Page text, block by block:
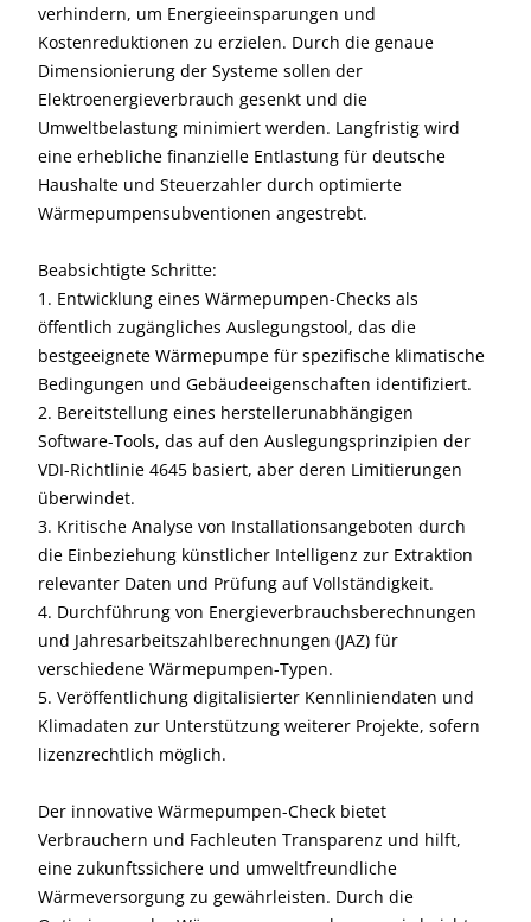
verhindern, um Energieeinsparungen und
Kostenreduktionen zu erzielen. Durch die genaue
Dimensionierung der Systeme sollen der
Elektroenergieverbrauch gesenkt und die
Umweltbelastung minimiert werden. Langfristig wird
eine erhebliche finanzielle Entlastung für deutsche
Haushalte und Steuerzahler durch optimierte
Wärmepumpensubventionen angestrebt.
Beabsichtigte Schritte:
1. Entwicklung eines Wärmepumpen-Checks als
öffentlich zugängliches Auslegungstool, das die
bestgeeignete Wärmepumpe für spezifische klimatische
Bedingungen und Gebäudeeigenschaften identifiziert.
2. Bereitstellung eines herstellerunabhängigen
Software-Tools, das auf den Auslegungsprinzipien der
VDI-Richtlinie 4645 basiert, aber deren Limitierungen
überwindet.
3. Kritische Analyse von Installationsangeboten durch
die Einbeziehung künstlicher Intelligenz zur Extraktion
relevanter Daten und Prüfung auf Vollständigkeit.
4. Durchführung von Energieverbrauchsberechnungen
und Jahresarbeitszahlberechnungen (JAZ) für
verschiedene Wärmepumpen-Typen.
5. Veröffentlichung digitalisierter Kennliniendaten und
Klimadaten zur Unterstützung weiterer Projekte, sofern
lizenzrechtlich möglich.
Der innovative Wärmepumpen-Check bietet
Verbrauchern und Fachleuten Transparenz und hilft,
eine zukunftssichere und umweltfreundliche
Wärmeversorgung zu gewährleisten. Durch die